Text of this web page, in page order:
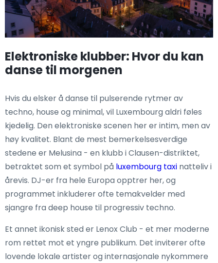
Elektroniske klubber: Hvor du kan
danse til morgenen
Hvis du elsker å danse til pulserende rytmer av
techno, house og minimal, vil Luxembourg aldri føles
kjedelig. Den elektroniske scenen her er intim, men av
høy kvalitet. Blant de mest bemerkelsesverdige
stedene er Melusina - en klubb i Clausen-distriktet,
betraktet som et symbol på luxembourg taxi natteliv i
årevis. DJ-er fra hele Europa opptrer her, og
programmet inkluderer ofte temakvelder med
sjangre fra deep house til progressiv techno.
Et annet ikonisk sted er Lenox Club - et mer moderne
rom rettet mot et yngre publikum. Det inviterer ofte
lovende lokale artister og internasjonale nykommere